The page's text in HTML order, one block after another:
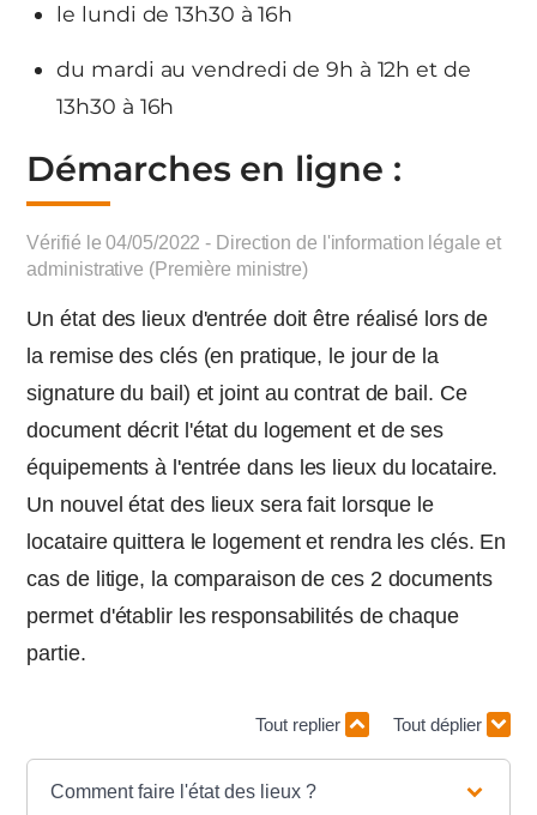
le lundi de 13h30 à 16h
du mardi au vendredi de 9h à 12h et de
13h30 à 16h
Démarches en ligne :
Vérifié le 04/05/2022 - Direction de l'information légale et
administrative (Première ministre)
Un état des lieux d'entrée doit être réalisé lors de
la remise des clés (en pratique, le jour de la
signature du bail) et joint au contrat de bail. Ce
document décrit l'état du logement et de ses
équipements à l'entrée dans les lieux du locataire.
Un nouvel état des lieux sera fait lorsque le
locataire quittera le logement et rendra les clés. En
cas de litige, la comparaison de ces 2 documents
permet d'établir les responsabilités de chaque
partie.
Tout replier Tout déplier
Comment faire l'état des lieux ?